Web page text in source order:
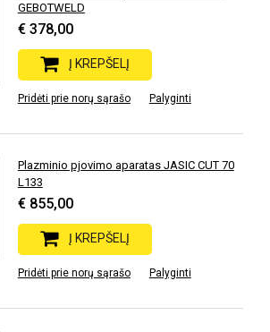
GEBOTWELD
€ 378,00
Į KREPŠELĮ
Pridėti prie norų sąrašo Palyginti
Plazminio pjovimo aparatas JASIC CUT 70
L133
€ 855,00
Į KREPŠELĮ
Pridėti prie norų sąrašo Palyginti